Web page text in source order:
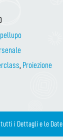
, Proiezione
tutti i Dettagli e le Date